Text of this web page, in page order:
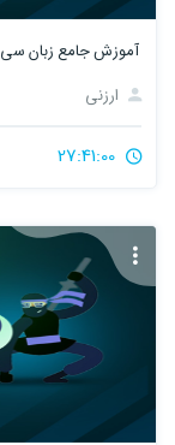
آموزش جامع زبان سی C
ارزنی